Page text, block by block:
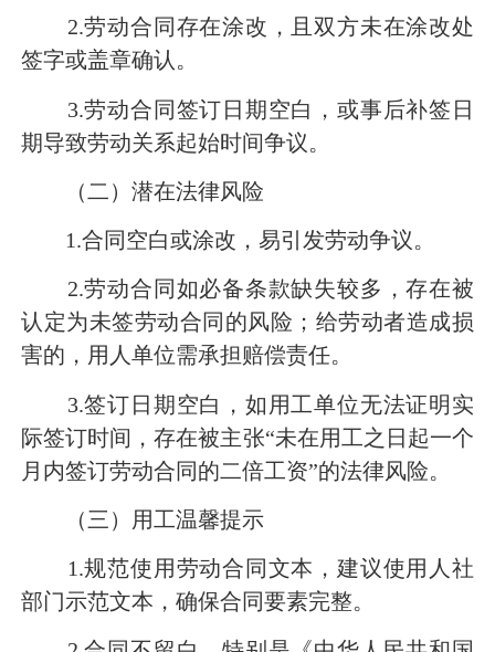
2.劳动合同存在涂改，且双方未在涂改处
签字或盖章确认。
3.劳动合同签订日期空白，或事后补签日
期导致劳动关系起始时间争议。
（二）潜在法律风险
1.合同空白或涂改，易引发劳动争议。
2.劳动合同如必备条款缺失较多，存在被
认定为未签劳动合同的风险；给劳动者造成损
害的，用人单位需承担赔偿责任。
3.签订日期空白，如用工单位无法证明实
际签订时间，存在被主张“未在用工之日起一个
月内签订劳动合同的二倍工资”的法律风险。
（三）用工温馨提示
1.规范使用劳动合同文本，建议使用人社
部门示范文本，确保合同要素完整。